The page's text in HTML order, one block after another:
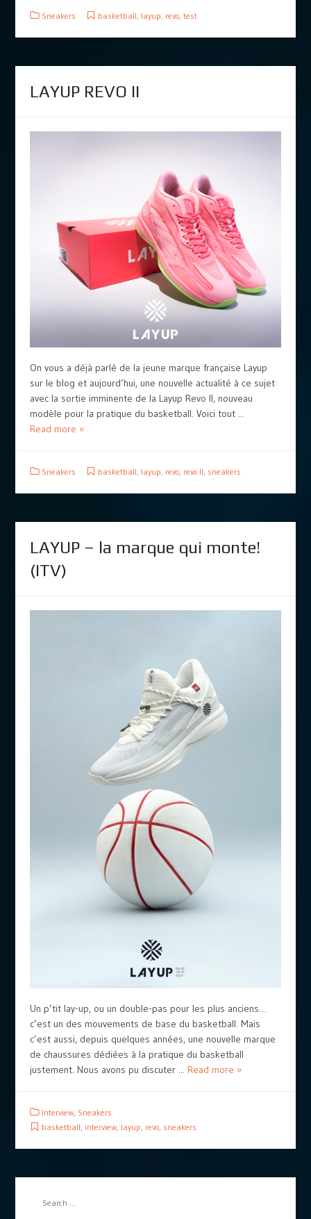
Sneakers basketball, layup, revo, test
LAYUP REVO II
On vous a déjà parlé de la jeune marque française Layup
sur le blog et aujourd’hui, une nouvelle actualité à ce sujet
avec la sortie imminente de la Layup Revo II, nouveau
modèle pour la pratique du basketball. Voici tout ...
Read more »
Sneakers basketball, layup, revo, revo II, sneakers
LAYUP – la marque qui monte!
(ITV)
Un p’tit lay-up, ou un double-pas pour les plus anciens…
c’est un des mouvements de base du basketball. Mais
c’est aussi, depuis quelques années, une nouvelle marque
de chaussures dédiées à la pratique du basketball
justement. Nous avons pu discuter ... Read more »
Interview, Sneakers
basketball, interview, layup, revo, sneakers